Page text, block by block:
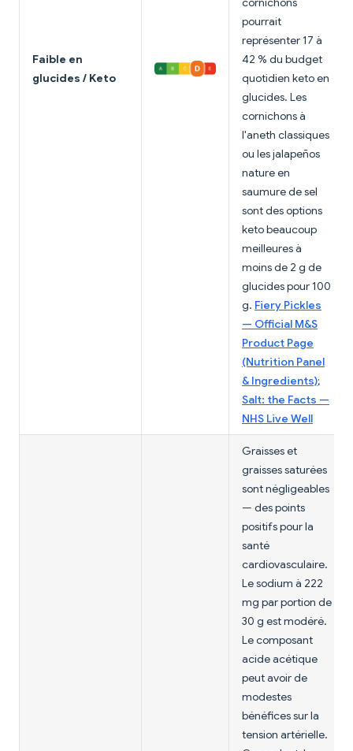
Faible en
glucides / Keto
pourrait
représenter 17 à
42 % du budget
quotidien keto en
glucides. Les
cornichons à
l'aneth classiques
ou les jalapeños
nature en
saumure de sel
sont des options
keto beaucoup
meilleures à
moins de 2 g de
glucides pour 100
g. Fiery Pickles
— Official M&S
Product Page
(Nutrition Panel
& Ingredients);
Salt: the Facts —
NHS Live Well
Graisses et
graisses saturées
sont négligeables
— des points
positifs pour la
santé
cardiovasculaire.
Le sodium à 222
mg par portion de
30 g est modéré.
Le composant
acide acétique
peut avoir de
modestes
bénéfices sur la
tension artérielle.